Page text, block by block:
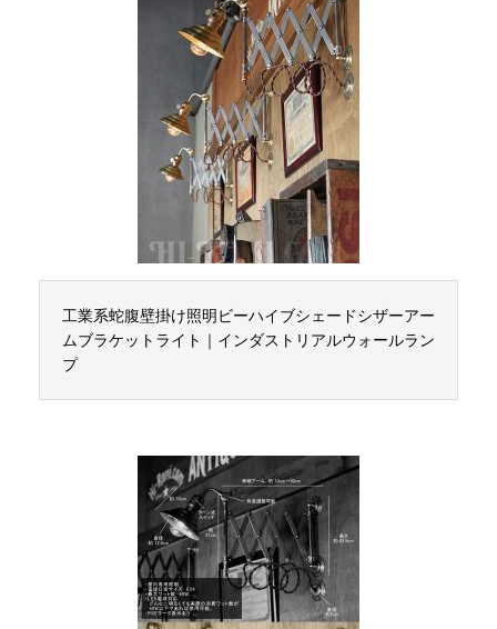
工業系蛇腹壁掛け照明ビーハイブシェードシザーアー
ムブラケットライト｜インダストリアルウォールラン
プ